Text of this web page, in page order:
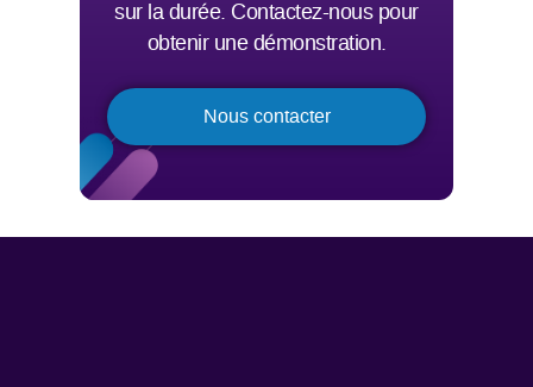
sur la durée. Contactez-nous pour
obtenir une démonstration.
Nous contacter